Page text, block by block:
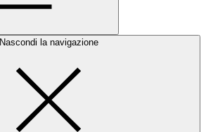
Nascondi la navigazione